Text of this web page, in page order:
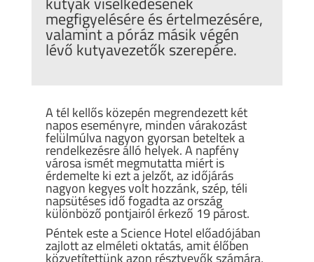
megfigyelésére és értelmezésére,
valamint a póráz másik végén
lévő kutyavezetők szerepére.
A tél kellős közepén megrendezett két
napos eseményre, minden várakozást
felülmúlva nagyon gyorsan beteltek a
rendelkezésre álló helyek. A napfény
városa ismét megmutatta miért is
érdemelte ki ezt a jelzőt, az időjárás
nagyon kegyes volt hozzánk, szép, téli
napsütéses idő fogadta az ország
különböző pontjairól érkező 19 párost.
Péntek este a Science Hotel előadójában
zajlott az elméleti oktatás, amit élőben
közvetítettünk azon résztvevők számára,